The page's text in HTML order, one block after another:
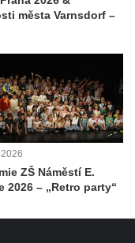
města Varnsdorf –
ZŠ Náměstí E.
2026 – „Retro party“